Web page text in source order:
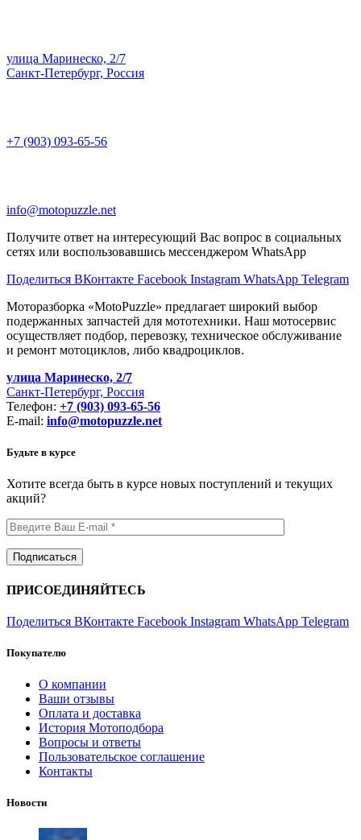
улица Маринеско, 2/7
Санкт-Петербург, Россия
+7 (903) 093-65-56
info@motopuzzle.net
Получите ответ на интересующий Вас вопрос в социальных
сетях или воспользовавшись мессенджером WhatsApp
Поделиться ВКонтакте Facebook Instagram WhatsApp Telegram
Моторазборка «MotoPuzzle» предлагает широкий выбор
подержанных запчастей для мототехники. Наш мотосервис
осуществляет подбор, перевозку, техническое обслуживание
и ремонт мотоциклов, либо квадроциклов.
улица Маринеско, 2/7
Санкт-Петербург, Россия
Телефон: +7 (903) 093-65-56
E-mail: info@motopuzzle.net
Будьте в курсе
Хотите всегда быть в курсе новых поступлений и текущих
акций?
ПРИСОЕДИНЯЙТЕСЬ
Поделиться ВКонтакте Facebook Instagram WhatsApp Telegram
Покупателю
О компании
Ваши отзывы
Оплата и доставка
История Мотоподбора
Вопросы и ответы
Пользовательское соглашение
Контакты
Новости